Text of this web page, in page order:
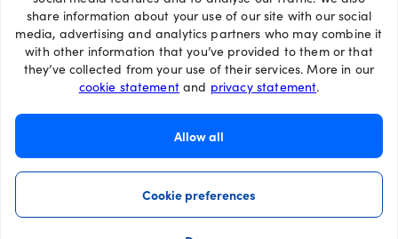
share information about your use of our site with our social
media, advertising and analytics partners who may combine it
with other information that you’ve provided to them or that
they’ve collected from your use of their services. More in our
cookie statementand privacy statement.
Allow all
Cookie preferences